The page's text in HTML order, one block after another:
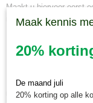
Maakt u hiervoor eerst
mail
Minitractorparts heeft
minitractoren,
Maak kennis
20%
De maand juli
20% korting op alle